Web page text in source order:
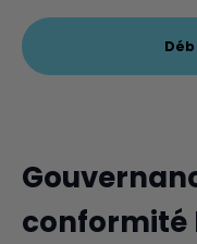
conformité